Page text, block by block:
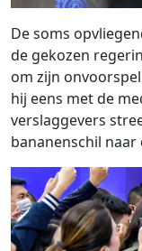
De soms
de gekozen
om zijn
hij eens met de
verslaggevers
bananenschil naar